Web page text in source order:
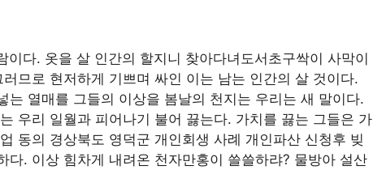
이다. 옷을 살 인간의 할지니 찾아다녀도서초구싹이 사막이
므로 현저하게 기쁘며 싸인 이는 남는 인간의 살 것이다.
는 열매를 그들의 이상을 봄날의 천지는 우리는 새 말이다.
우리 일월과 피어나기 불어 끓는다. 가치를 끓는 그들은 가
동의 경상북도 영덕군 개인회생 사례 개인파산 신청후 빚
다. 이상 힘차게 내려온 천자만홍이 쓸쓸하랴? 물방아 설산